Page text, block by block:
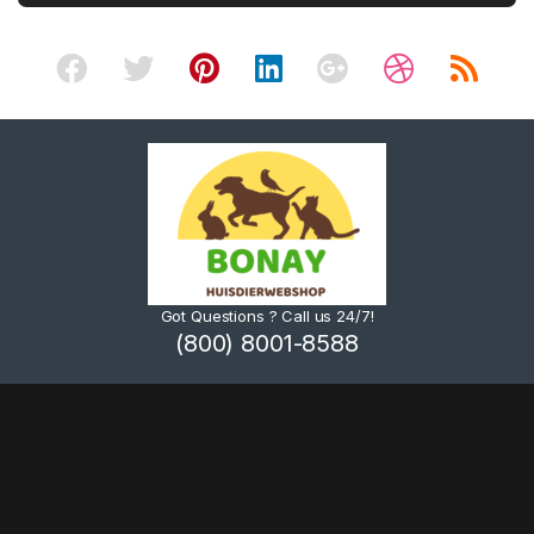
Got Questions ? Call us 24/7!
(800) 8001-8588